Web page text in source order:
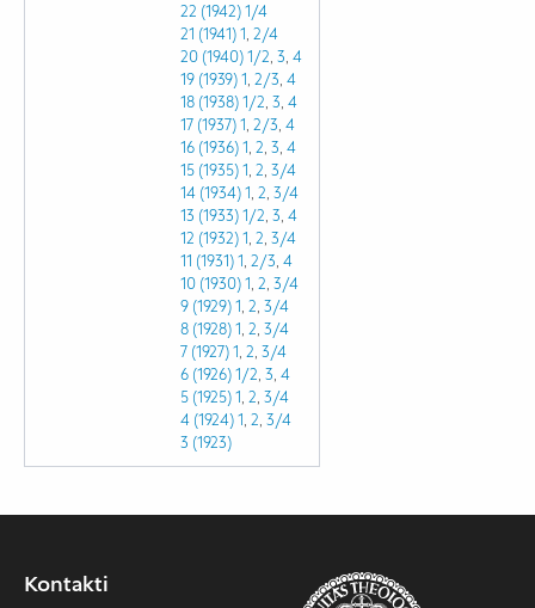
22 (1942)1/4
21 (1941)1, 2/4
20 (1940)1/2, 3, 4
19 (1939)1, 2/3, 4
18 (1938)1/2, 3, 4
17 (1937)1, 2/3, 4
16 (1936)1, 2, 3, 4
15 (1935)1, 2, 3/4
14 (1934)1, 2, 3/4
13 (1933)1/2, 3, 4
12 (1932)1, 2, 3/4
11 (1931)1, 2/3, 4
10 (1930)1, 2, 3/4
9 (1929)1, 2, 3/4
8 (1928)1, 2, 3/4
7 (1927)1, 2, 3/4
6 (1926)1/2, 3, 4
5 (1925)1, 2, 3/4
4 (1924)1, 2, 3/4
3 (1923)
Kontakti